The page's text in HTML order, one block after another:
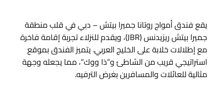
يقع فندق أمواج روتانا جميرا بيتش – دبي في قلب منطقة
جميرا بيتش ريزيدنس (JBR)، ويقدم للنزلاء تجربة إقامة فاخرة
مع إطلالات خلابة على الخليج العربي. يتميز الفندق بموقع
استراتيجي قريب من الشاطئ و”ذا ووك”، مما يجعله وجهة
مثالية للعائلات والمسافرين بغرض الترفيه.